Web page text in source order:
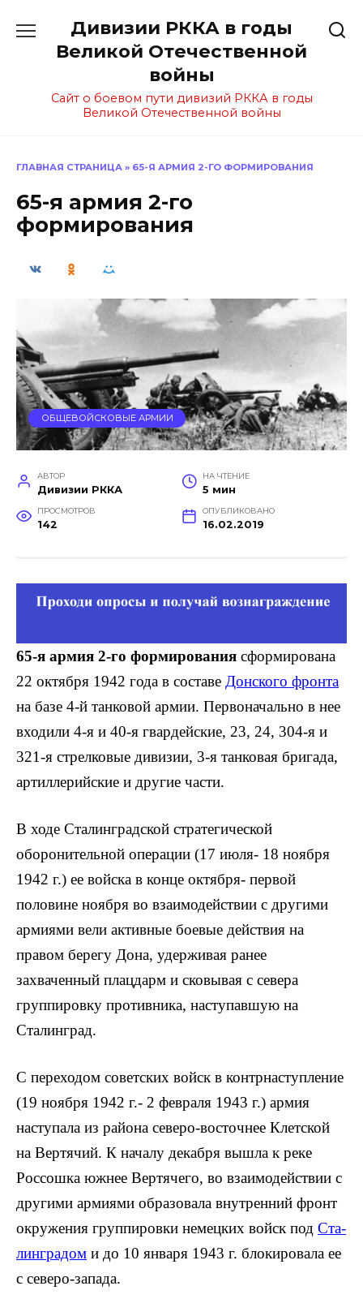
содержанию
Дивизии РККА в годы
Великой Отечественной
войны
Сайт о боевом пути дивизий РККА в годы
Великой Отечественной войны
ГЛАВНАЯ СТРАНИЦА » 65-Я АРМИЯ 2-ГО ФОРМИРОВАНИЯ
65-я армия 2-го
формирования
ОБЩЕВОЙСКОВЫЕ АРМИИ
АВТОР
Дивизии РККА
НА ЧТЕНИЕ
5 мин
ПРОСМОТРОВ
142
ОПУБЛИКОВАНО
16.02.2019
65-я армия 2-го формирования сфор­мирована
22 октября 1942 года в составе Донского фронта
на базе 4-й танковой армии. Первоначально в нее
входили 4-я и 40-я гвардейские, 23, 24, 304-я и
321-я стрелковые дивизии, 3-я танковая бри­гада,
артиллерийские и другие части.
В ходе Сталинградской стратеги­ческой
оборонительной операции (17 июля- 18 ноября
1942 г.) ее войска в конце октября- первой
половине но­ября во взаимодействии с другими
ар­миями вели активные боевые действия на
правом берегу Дона, удерживая ра­нее
захваченный плацдарм и сковывая с севера
группировку противника, на­ступавшую на
Сталинград.
С переходом советских войск в контрнаступление
(19 ноября 1942 г.- 2 февраля 1943 г.) армия
наступала из района северо-восточнее Клетской
на Вертячий. К началу декабря вышла к реке
Россошка южнее Вертячего, во взаимодействии с
другими армиями обра­зовала внутренний фронт
окружения группировки немецких войск под Ста­
линградом и до 10 января 1943 г. блоки­ровала ее
с северо-запада.